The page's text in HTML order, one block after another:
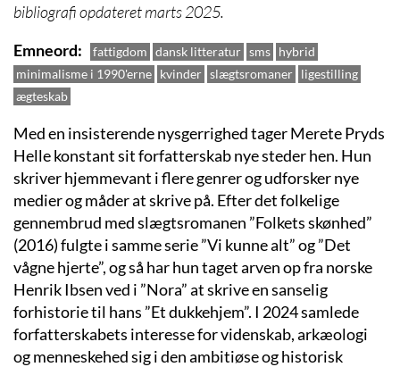
bibliografi opdateret marts 2025.
Emneord
fattigdom dansk litteratur sms hybrid
minimalisme i 1990'erne kvinder slægtsromaner ligestilling
ægteskab
Med en insisterende nysgerrighed tager Merete Pryds
Helle konstant sit forfatterskab nye steder hen. Hun
skriver hjemmevant i flere genrer og udforsker nye
medier og måder at skrive på. Efter det folkelige
gennembrud med slægtsromanen ”Folkets skønhed”
(2016) fulgte i samme serie ”Vi kunne alt” og ”Det
vågne hjerte”, og så har hun taget arven op fra norske
Henrik Ibsen ved i ”Nora” at skrive en sanselig
forhistorie til hans ”Et dukkehjem”. I 2024 samlede
forfatterskabets interesse for videnskab, arkæologi
og menneskehed sig i den ambitiøse og historisk